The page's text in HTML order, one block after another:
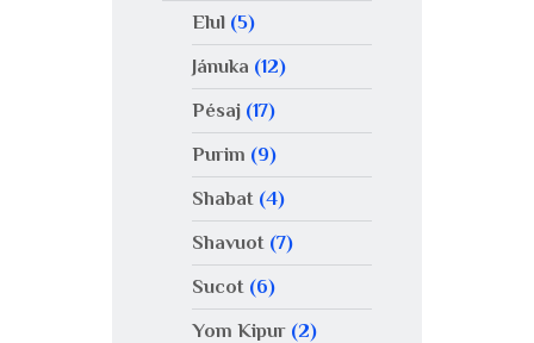
Elul(5)
Jánuka (12)
Pésaj(17)
Purim (9)
Shabat(4)
Shavuot(7)
Sucot(6)
Yom Kipur(2)